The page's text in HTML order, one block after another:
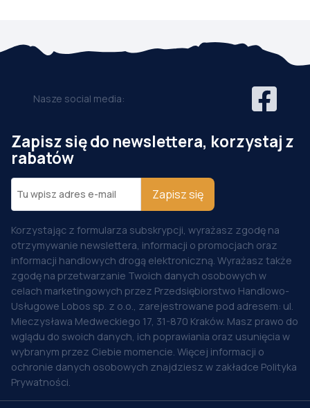
Nasze social media:
Zapisz się do newslettera, korzystaj z
rabatów
Zapisz się
Korzystając z formularza subskrypcji, wyrażasz zgodę na
otrzymywanie newslettera, informacji o promocjach oraz
informacji handlowych drogą elektroniczną. Wyrażasz także
zgodę na przetwarzanie Twoich danych osobowych w
celach marketingowych przez Przedsiębiorstwo Handlowo-
Usługowe Lobos sp. z o.o., zarejestrowane pod adresem: ul.
Mieczysława Medweckiego 17, 31-870 Kraków. Masz prawo do
wglądu do swoich danych, ich poprawiania oraz usunięcia w
wybranym przez Ciebie momencie. Więcej informacji o
ochronie danych osobowych znajdziesz w zakładce Polityka
Prywatności.